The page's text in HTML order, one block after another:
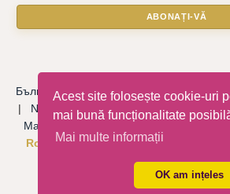
Acest site folosește cookie-uri
mai bună funcționalitate
Mai multe informații
OK am ințeles
Български| Català|Deutsche|
| Nederlandse |English |Eesti keel |
Magyar
Latviski Norsk
Română| Русский|Српски
Español|Svenska|